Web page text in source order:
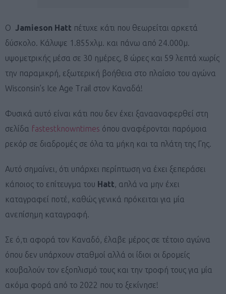
O Jamieson Hatt πέτυχε κάτι που θεωρείται αρκετά
δύσκολο. Κάλυψε 1.855χλμ. και πάνω από 24.000μ.
υψομετρικής μέσα σε 30 ημέρες, 8 ώρες και 59 λεπτά χωρίς
την παραμικρή, εξωτερική βοήθεια στο πλαίσιο του αγώνα
Wisconsin’s Ice Age Trail στον Καναδά!
Φυσικά αυτό είναι κάτι που δεν έχει ξανααναφερθεί στη
σελίδα fastestknowntimes όπου αναφέρονται παρόμοια
ρεκόρ σε διαδρομές σε όλα τα μήκη και τα πλάτη της Γης.
Αυτό σημαίνει, ότι υπάρχει περίπτωση να έχει ξεπεράσει
κάποιος το επίτευγμα του Hatt, απλά να μην έχει
καταγραφεί ποτέ, καθώς γενικά πρόκειται για μία
ανεπίσημη καταγραφή.
Σε ό,τι αφορά τον Καναδό, έλαβε μέρος σε τέτοιο αγώνα
όπου δεν υπάρχουν σταθμοί αλλά οι ίδιοι οι δρομείς
κουβαλούν τον εξοπλισμό τους και την τροφή τους για μία
ακόμα φορά από το 2022 που το ξεκίνησε!